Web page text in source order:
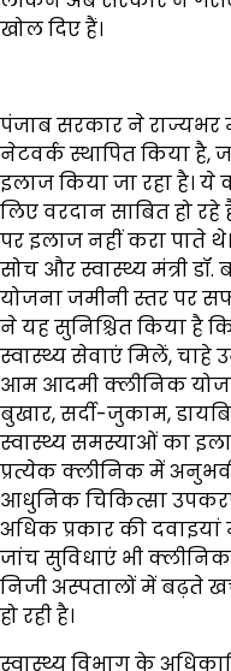
खोल दिए हैं।
पंजाब सरकार ने
नेटवर्क स्थापित किया है,
इलाज किया जा रहा है।
लिए वरदान साबित हो
पर इलाज नहीं करा पाते
सोच और स्वास्थ्य मंत्री
योजना जमीनी स्तर पर
ने यह सुनिश्चित किया है
स्वास्थ्य सेवाएं मिलें, चाहे
आम आदमी क्लीनिक
बुखार, सर्दी-जुकाम,
स्वास्थ्य समस्याओं का
प्रत्येक क्लीनिक में
आधुनिक चिकित्सा
अधिक प्रकार की
जांच सुविधाएं भी
निजी अस्पतालों में बढ़ते
हो रही है।
स्वास्थ्य विभाग के